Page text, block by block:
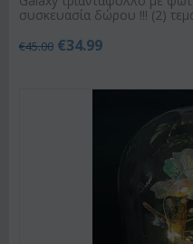
συσκευασία δώρου !!! (2)
€45.00 €34.99